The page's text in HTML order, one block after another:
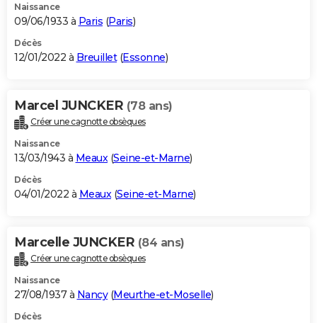
Naissance
09/06/1933 à Paris (Paris)
Décès
12/01/2022 à Breuillet(Essonne)
Marcel JUNCKER (78 ans)
Créer une cagnotte obsèques
Naissance
13/03/1943 à Meaux(Seine-et-Marne)
Décès
04/01/2022 à Meaux(Seine-et-Marne)
Marcelle JUNCKER (84 ans)
Créer une cagnotte obsèques
Naissance
27/08/1937 à Nancy(Meurthe-et-Moselle)
Décès